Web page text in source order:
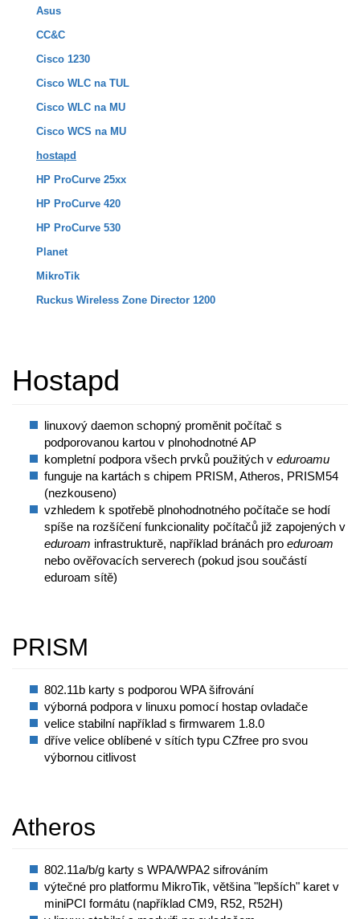
Asus
CC&C
Cisco 1230
Cisco WLC na TUL
Cisco WLC na MU
Cisco WCS na MU
hostapd
HP ProCurve 25xx
HP ProCurve 420
HP ProCurve 530
Planet
MikroTik
Ruckus Wireless Zone Director 1200
Hostapd
linuxový daemon schopný proměnit počítač s
podporovanou kartou v plnohodnotné AP
kompletní podpora všech prvků použitých v eduroamu
funguje na kartách s chipem PRISM, Atheros, PRISM54
(nezkouseno)
vzhledem k spotřebě plnohodnotného počítače se hodí
spíše na rozšíčení funkcionality počítačů již zapojených v
eduroam infrastrukturě, například bránách pro eduroam
nebo ověřovacích serverech (pokud jsou součástí
eduroam sítě)
PRISM
802.11b karty s podporou WPA šifrování
výborná podpora v linuxu pomocí hostap ovladače
velice stabilní například s firmwarem 1.8.0
dříve velice oblíbené v sítích typu CZfree pro svou
výbornou citlivost
Atheros
802.11a/b/g karty s WPA/WPA2 sifrováním
výtečné pro platformu MikroTik, většina "lepších" karet v
miniPCI formátu (například CM9, R52, R52H)